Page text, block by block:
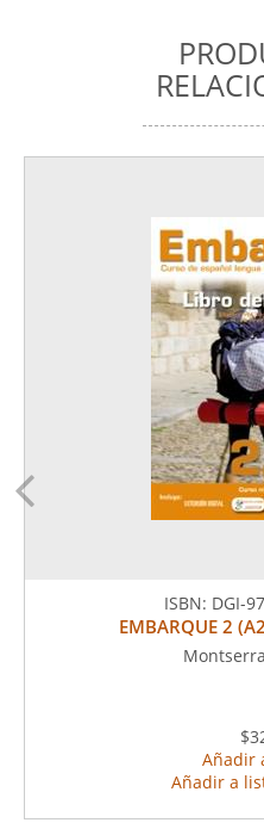
ISBN: DGI-
EMBARQUE 2
Añadir
Añadir a